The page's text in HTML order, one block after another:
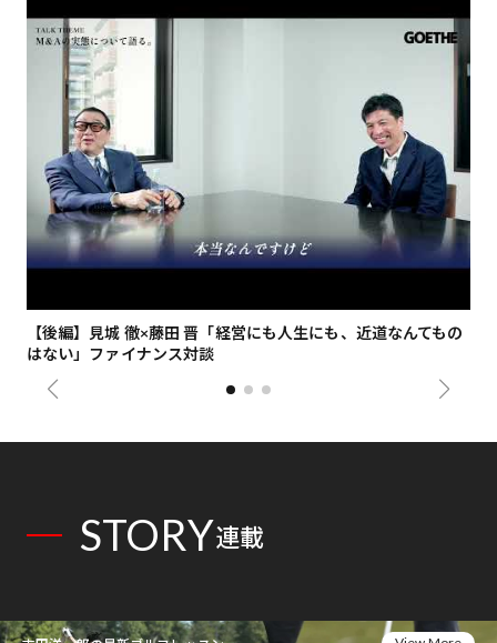
【後編】見城 徹×藤田 晋「経営にも人生にも、近道なんてもの
はない」ファイナンス対談
STORY連載